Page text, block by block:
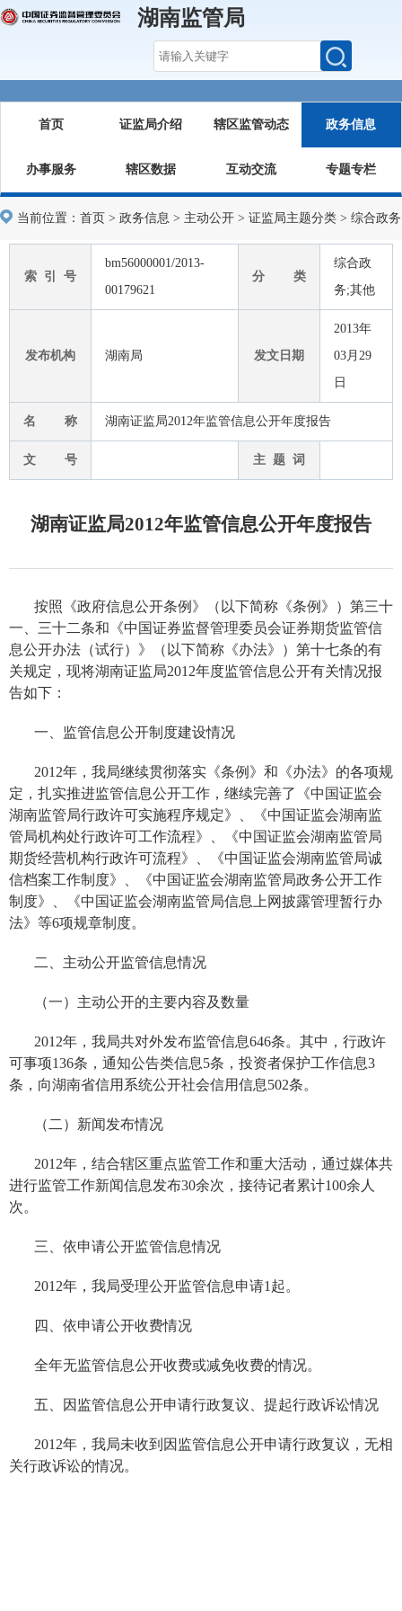
湖南监管局
首页 证监局介绍 辖区监管动态 政务信息
办事服务 辖区数据 互动交流 专题专栏
当前位置： 首页 > 政务信息 > 主动公开 > 证监局主题分类 > 综合政务
索 引 号
bm56000001/2013-
00179621
分 类
综合政
务;其他
发布机构 湖南局 发文日期
2013年
03月29
日
名 称 湖南证监局2012年监管信息公开年度报告
文 号 主 题 词
湖南证监局2012年监管信息公开年度报告
按照《政府信息公开条例》（以下简称《条例》）第三十
一、三十二条和《中国证券监督管理委员会证券期货监管信
息公开办法（试行）》（以下简称《办法》）第十七条的有
关规定，现将湖南证监局2012年度监管信息公开有关情况报
告如下：
一、监管信息公开制度建设情况
2012年，我局继续贯彻落实《条例》和《办法》的各项规
定，扎实推进监管信息公开工作，继续完善了《中国证监会
湖南监管局行政许可实施程序规定》、《中国证监会湖南监
管局机构处行政许可工作流程》、《中国证监会湖南监管局
期货经营机构行政许可流程》、《中国证监会湖南监管局诚
信档案工作制度》、《中国证监会湖南监管局政务公开工作
制度》、《中国证监会湖南监管局信息上网披露管理暂行办
法》等6项规章制度。
二、主动公开监管信息情况
（一）主动公开的主要内容及数量
2012年，我局共对外发布监管信息646条。其中，行政许
可事项136条，通知公告类信息5条，投资者保护工作信息3
条，向湖南省信用系统公开社会信用信息502条。
（二）新闻发布情况
2012年，结合辖区重点监管工作和重大活动，通过媒体共
进行监管工作新闻信息发布30余次，接待记者累计100余人
次。
三、依申请公开监管信息情况
2012年，我局受理公开监管信息申请1起。
四、依申请公开收费情况
全年无监管信息公开收费或减免收费的情况。
五、因监管信息公开申请行政复议、提起行政诉讼情况
2012年，我局未收到因监管信息公开申请行政复议，无相
关行政诉讼的情况。